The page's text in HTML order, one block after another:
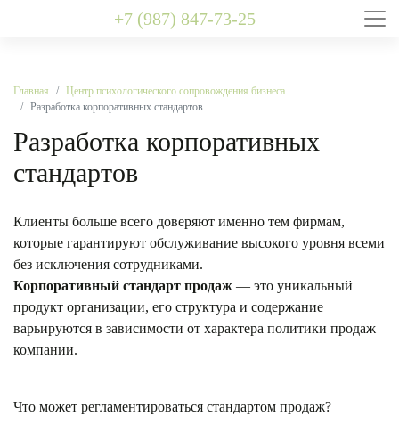
+7 (987) 847-73-25
Главная
Центр психологического сопровождения бизнеса
Разработка корпоративных стандартов
Разработка корпоративных
стандартов
Клиенты больше всего доверяют именно тем фирмам,
которые гарантируют обслуживание высокого уровня всеми
без исключения сотрудниками.
Корпоративный стандарт продаж — это уникальный
продукт организации, его структура и содержание
варьируются в зависимости от характера политики продаж
компании.
Что может регламентироваться стандартом продаж?